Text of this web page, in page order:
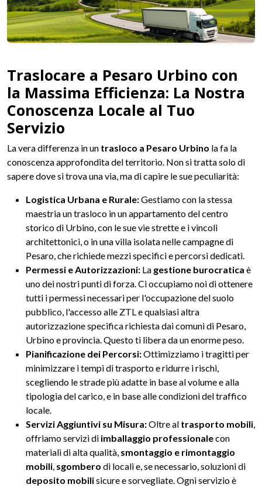
Traslocare a Pesaro Urbino con
la Massima Efficienza: La Nostra
Conoscenza Locale al Tuo
Servizio
La vera differenza in un trasloco a Pesaro Urbino la fa la
conoscenza approfondita del territorio. Non si tratta solo di
sapere dove si trova una via, ma di capire le sue peculiarità:
Logistica Urbana e Rurale:Gestiamo con la stessa
maestria un trasloco in un appartamento del centro
storico di Urbino, con le sue vie strette e i vincoli
architettonici, o in una villa isolata nelle campagne di
Pesaro, che richiede mezzi specifici e percorsi dedicati.
Permessi e Autorizzazioni: La gestione burocratica è
uno dei nostri punti di forza. Ci occupiamo noi di ottenere
tutti i permessi necessari per l'occupazione del suolo
pubblico, l'accesso alle ZTL e qualsiasi altra
autorizzazione specifica richiesta dai comuni di Pesaro,
Urbino e provincia. Questo ti libera da un enorme peso.
Pianificazione dei Percorsi:Ottimizziamo i tragitti per
minimizzare i tempi di trasporto e ridurre i rischi,
scegliendo le strade più adatte in base al volume e alla
tipologia del carico, e in base alle condizioni del traffico
locale.
Servizi Aggiuntivi su Misura:Oltre al trasporto mobili,
offriamo servizi di imballaggio professionalecon
materiali di alta qualità, smontaggio e rimontaggio
mobili, sgombero di locali e, se necessario, soluzioni di
deposito mobilisicure e sorvegliate. Ogni servizio è